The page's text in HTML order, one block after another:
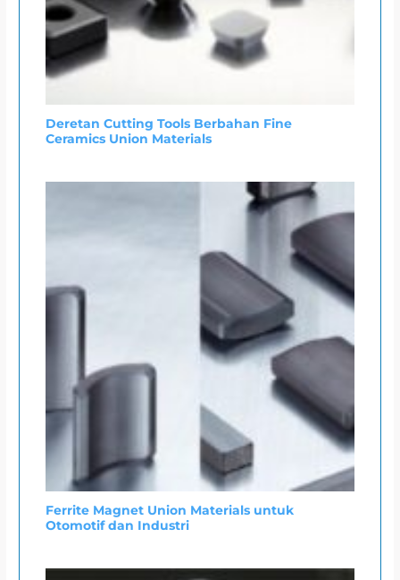
Deretan Cutting Tools Berbahan Fine
Ceramics Union Materials
Ferrite Magnet Union Materials untuk
Otomotif dan Industri